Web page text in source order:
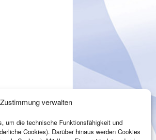
verwalten
um die technische Funktionsfähigkeit und
Cookies). Darüber hinaus werden Cookies